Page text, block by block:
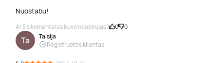
Nuostabu!
Ar šis komentaras buvo naudingas? 0 0
Ta
Taisija
Registruotas klientas